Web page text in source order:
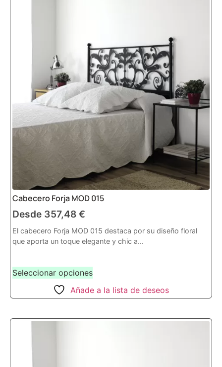
Cabecero Forja MOD 015
Desde 357,48 €
El cabecero Forja MOD 015 destaca por su diseño floral
que aporta un toque elegante y chic a...
Seleccionar opciones
Añade a la lista de deseos